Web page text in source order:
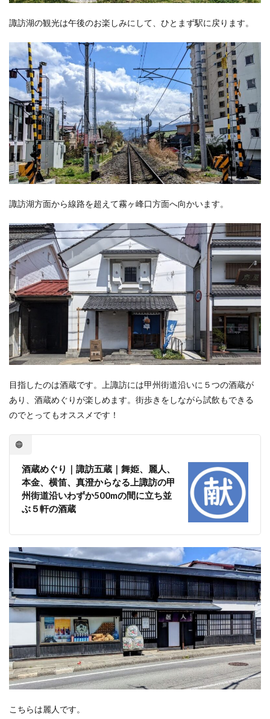
諏訪湖の観光は午後のお楽しみにして、ひとまず駅に戻ります。
諏訪湖方面から線路を超えて霧ヶ峰口方面へ向かいます。
目指したのは酒蔵です。上諏訪には甲州街道沿いに５つの酒蔵が
あり、酒蔵めぐりが楽しめます。街歩きをしながら試飲もできる
のでとってもオススメです！
酒蔵めぐり｜諏訪五蔵｜舞姫、麗人、
本金、横笛、真澄からなる上諏訪の甲
州街道沿いわずか500mの間に立ち並
ぶ５軒の酒蔵
こちらは麗人です。